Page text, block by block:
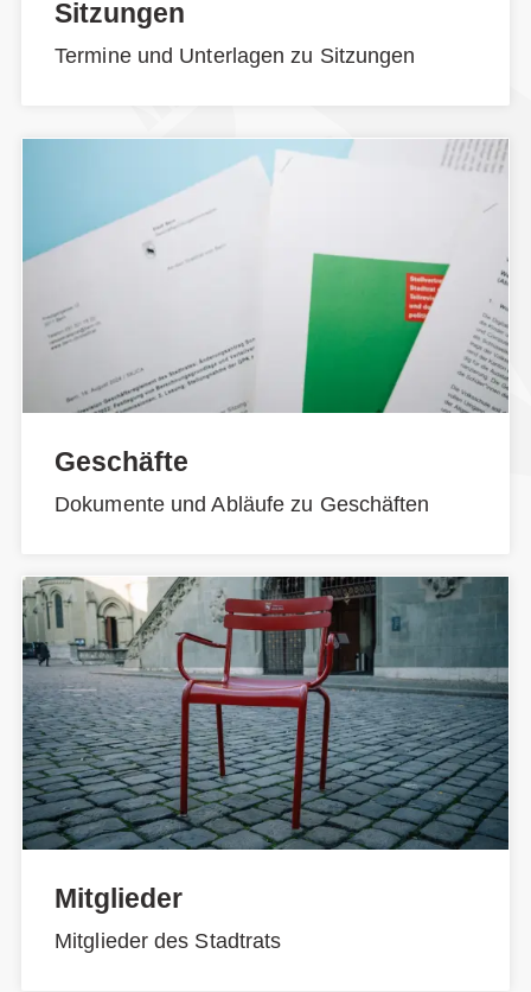
Sitzungen
Termine und Unterlagen zu Sitzungen
Geschäfte
Dokumente und Abläufe zu Geschäften
Mitglieder
Mitglieder des Stadtrats